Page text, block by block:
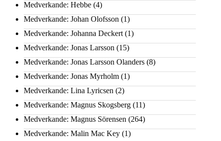
Medverkande: Hebbe (4)
Medverkande: Johan Olofsson (1)
Medverkande: Johanna Deckert (1)
Medverkande: Jonas Larsson (15)
Medverkande: Jonas Larsson Olanders (8)
Medverkande: Jonas Myrholm (1)
Medverkande: Lina Lyricsen (2)
Medverkande: Magnus Skogsberg (11)
Medverkande: Magnus Sörensen (264)
Medverkande: Malin Mac Key (1)